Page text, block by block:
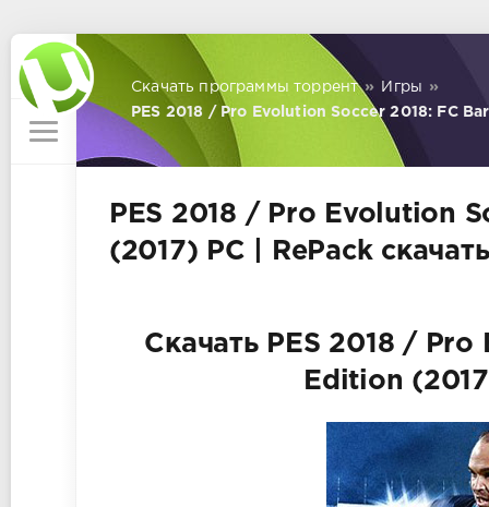
Скачать программы торрент » Игры
»
PES 2018 / Pro Evolution Soccer 2018: FC
PES 2018 / Pro Evolution
(2017) PC | RePack
Скачать PES 2018 /
Edition